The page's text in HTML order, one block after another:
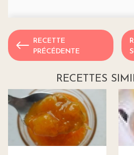
RECETTE
PRÉCÉDENTE
RECETTES